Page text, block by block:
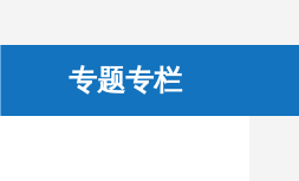
专题专栏